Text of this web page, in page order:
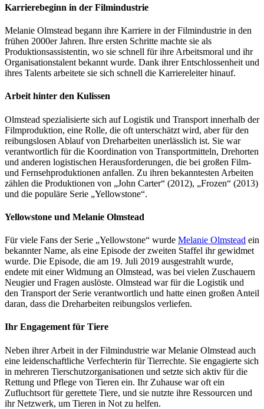
Karrierebeginn in der Filmindustrie
Melanie Olmstead begann ihre Karriere in der Filmindustrie in den
frühen 2000er Jahren. Ihre ersten Schritte machte sie als
Produktionsassistentin, wo sie schnell für ihre Arbeitsmoral und ihr
Organisationstalent bekannt wurde. Dank ihrer Entschlossenheit und
ihres Talents arbeitete sie sich schnell die Karriereleiter hinauf.
Arbeit hinter den Kulissen
Olmstead spezialisierte sich auf Logistik und Transport innerhalb der
Filmproduktion, eine Rolle, die oft unterschätzt wird, aber für den
reibungslosen Ablauf von Dreharbeiten unerlässlich ist. Sie war
verantwortlich für die Koordination von Transportmitteln, Drehorten
und anderen logistischen Herausforderungen, die bei großen Film-
und Fernsehproduktionen anfallen. Zu ihren bekanntesten Arbeiten
zählen die Produktionen von „John Carter“ (2012), „Frozen“ (2013)
und die populäre Serie „Yellowstone“.
Yellowstone und Melanie Olmstead
Für viele Fans der Serie „Yellowstone“ wurde Melanie Olmstead ein
bekannter Name, als eine Episode der zweiten Staffel ihr gewidmet
wurde. Die Episode, die am 19. Juli 2019 ausgestrahlt wurde,
endete mit einer Widmung an Olmstead, was bei vielen Zuschauern
Neugier und Fragen auslöste. Olmstead war für die Logistik und
den Transport der Serie verantwortlich und hatte einen großen Anteil
daran, dass die Dreharbeiten reibungslos verliefen.
Ihr Engagement für Tiere
Neben ihrer Arbeit in der Filmindustrie war Melanie Olmstead auch
eine leidenschaftliche Verfechterin für Tierrechte. Sie engagierte sich
in mehreren Tierschutzorganisationen und setzte sich aktiv für die
Rettung und Pflege von Tieren ein. Ihr Zuhause war oft ein
Zufluchtsort für gerettete Tiere, und sie nutzte ihre Ressourcen und
ihr Netzwerk, um Tieren in Not zu helfen.